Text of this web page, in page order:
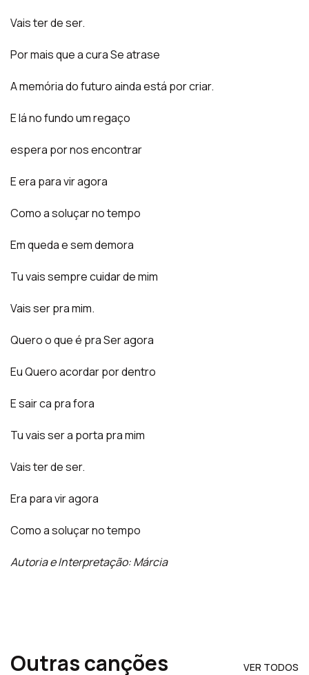
Vais ter de ser.
Por mais que a cura Se atrase
A memória do futuro ainda está por criar.
E lá no fundo um regaço
espera por nos encontrar
E era para vir agora
Como a soluçar no tempo
Em queda e sem demora
Tu vais sempre cuidar de mim
Vais ser pra mim.
Quero o que é pra Ser agora
Eu Quero acordar por dentro
E sair ca pra fora
Tu vais ser a porta pra mim
Vais ter de ser.
Era para vir agora
Como a soluçar no tempo
Autoria e Interpretação: Márcia
Outras canções VER TODOS